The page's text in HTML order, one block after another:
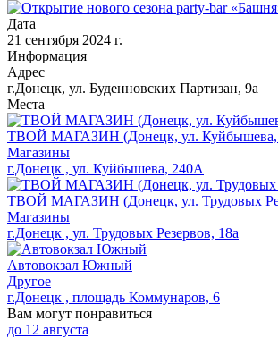
Дата
21 сентября 2024 г.
Информация
Адрес
г.Донецк, ул. Буденновских Партизан, 9а
Места
ТВОЙ МАГАЗИН (Донецк, ул.
Магазины
г.Донецк , ул. Куйбышева, 240А
ТВОЙ МАГАЗИН (Донецк, ул. Трудовых
Магазины
г.Донецк , ул. Трудовых Резервов, 18а
Автовокзал Южный
Другое
г.Донецк , площадь Коммунаров, 6
Вам могут понравиться
до 12 августа